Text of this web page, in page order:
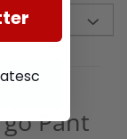
Pant